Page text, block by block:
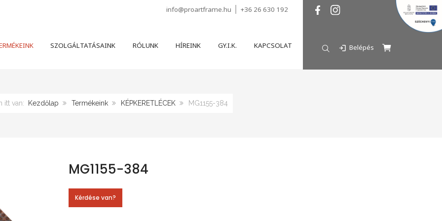
info@proartframe.hu +36 26 630 192
SZOLGÁLTATÁSAINK RÓLUNK HÍREINK GY.I.K. KAPCSOLAT Belépés
itt van: Kezdőlap Termékeink KÉPKERETLÉCEK MG1155-384
MG1155-384
Kérdése van?